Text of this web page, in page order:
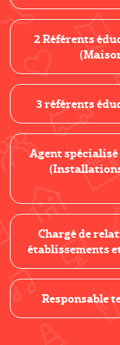
2 Référents
3 référents
Agent
Chargé de
établissements
Responsable